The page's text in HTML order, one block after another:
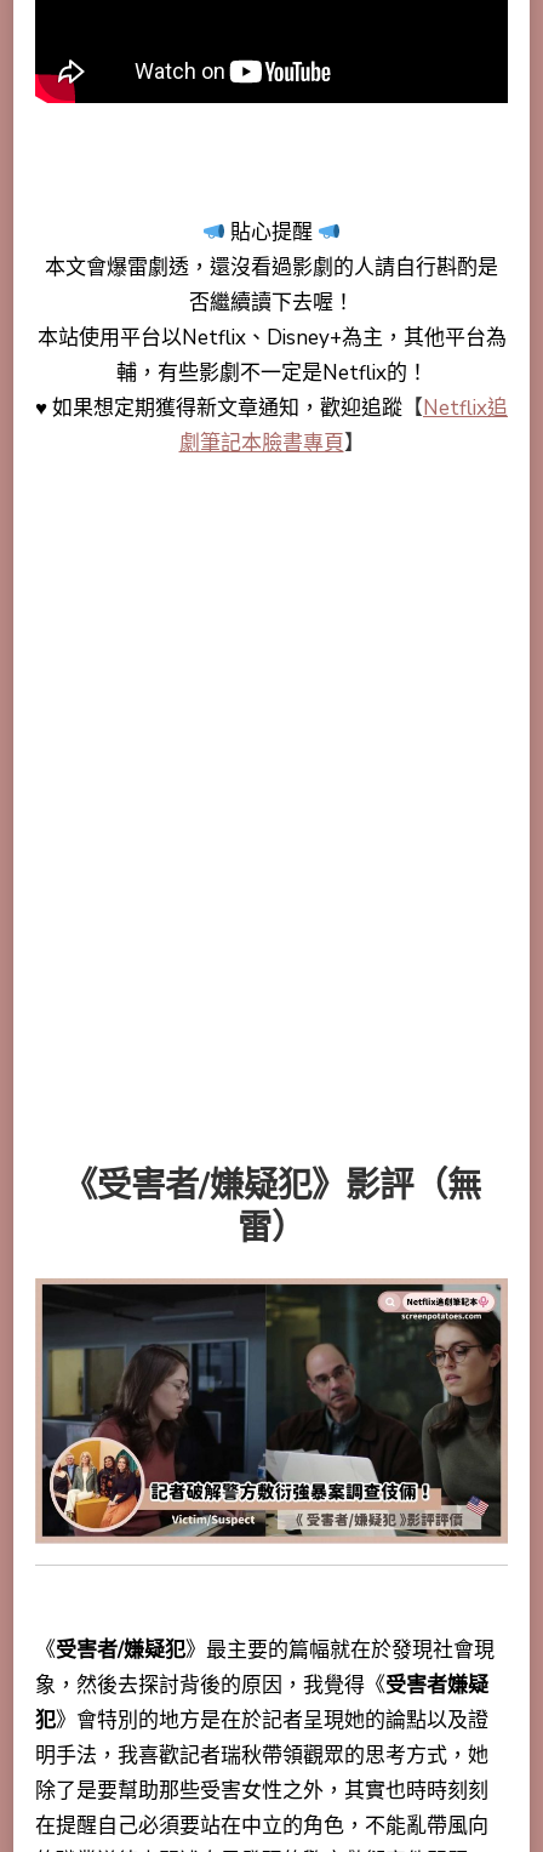
貼心提醒
本文會爆雷劇透 ，還沒看過影劇的人請自行斟酌是
否繼續讀下去喔！
本站使用平台以Netflix、Disney+為主，其他平台為
輔，有些影劇不一定是Netflix的！
♥ 如果想定期獲得新文章通知，歡迎追蹤 【Netflix追
劇筆記本臉書專頁】
《受害者/嫌疑犯》影評（無
雷）
《受害者/嫌疑犯》最主要的篇幅就在於發現社會現
象，然後去探討背後的原因，我覺得《受害者嫌疑
犯》會特別的地方是在於記者呈現她的論點以及證
明手法，我喜歡記者瑞秋帶領觀眾的思考方式，她
除了是要幫助那些受害女性之外，其實也時時刻刻
在提醒自己必須要站在中立的角色，不能亂帶風向